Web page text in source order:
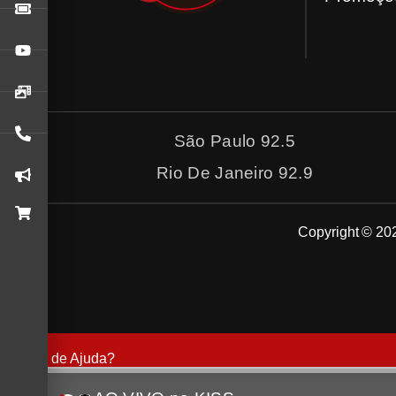
São Paulo 92.5
Rio De Janeiro 92.9
Copyright ©
Precisa de Ajuda?